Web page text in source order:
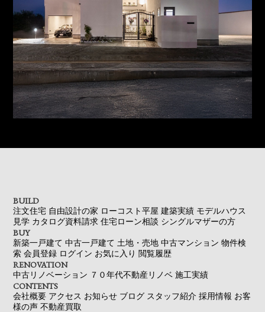
BUILD
注文住宅 自由設計の家 ローコスト平屋 建築実績 モデルハウス
見学 カタログ資料請求 住宅ローン相談 シングルマザーの方
BUY
新築一戸建て 中古一戸建て 土地・売地 中古マンション 物件検
索 会員登録 ログイン お気に入り 閲覧履歴
RENOVATION
中古リノベーション ７０年代不動産リノベ 施工実績
CONTENTS
会社概要 アクセス お知らせ ブログ スタッフ紹介 採用情報 お客
様の声 不動産買取